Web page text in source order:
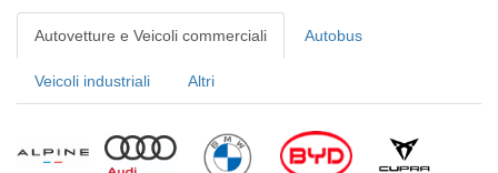
Autovetture e Veicoli commerciali Autobus
Veicoli industriali Altri